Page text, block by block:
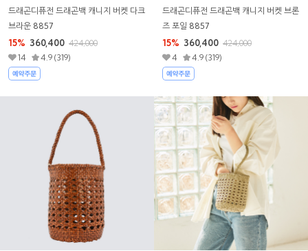
드래곤디퓨전 드래곤백 캐니지 버켓 다크
브라운 8857
15% 360,400 424,000
14
4.9 (319)
드래곤디퓨전 드래곤백 캐니지 버켓 브론
즈 포일 8857
15% 360,400 424,000
4
4.9 (319)